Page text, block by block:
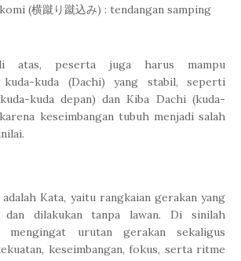
(横蹴り蹴込み) : tendangan samping
atas, peserta juga harus mampu
kuda-kuda (Dachi) yang stabil, seperti
kuda depan) dan Kiba Dachi (kuda-
keseimbangan tubuh menjadi salah
Kata, yaitu rangkaian gerakan yang
dilakukan tanpa lawan. Di sinilah
urutan gerakan sekaligus
keseimbangan, fokus, serta ritme